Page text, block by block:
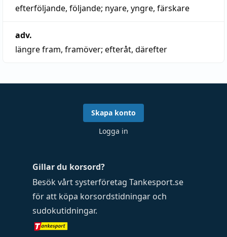
efterföljande, följande; nyare, yngre, färskare
adv.
längre fram, framöver; efteråt, därefter
Gillar du korsord?
Besök vårt systerföretag Tankesport.se
för att köpa korsordstidningar och
sudokutidningar.
Skapa konto
Logga in